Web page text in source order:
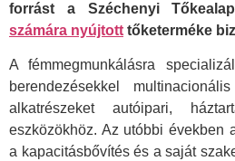
forrást a Széchenyi
számára nyújtott tőketerméke
A fémmegmunkálásra
berendezésekkel
alkatrészeket autóipari,
eszközökhöz. Az utóbbi években
a kapacitásbővítés és a saját